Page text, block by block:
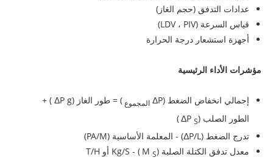
عدادات التدفق (حجم الغاز)
قياس السرعة (LDV ، PIV)
أجهزة استشعار درجة الحرارة
مؤشرات الأداء الرئيسية
إجمالي انخفاض الضغط (ΔP المجموع ) = طور الغاز (ΔP
g ) +
الطور الصلب (ΔPS
)
تدرج الضغط (ΔP/L) - المعلمة الأساسية (PA/M)
معدل تدفق الكتلة الصلبة (MS
) - Kg/S أو T/H